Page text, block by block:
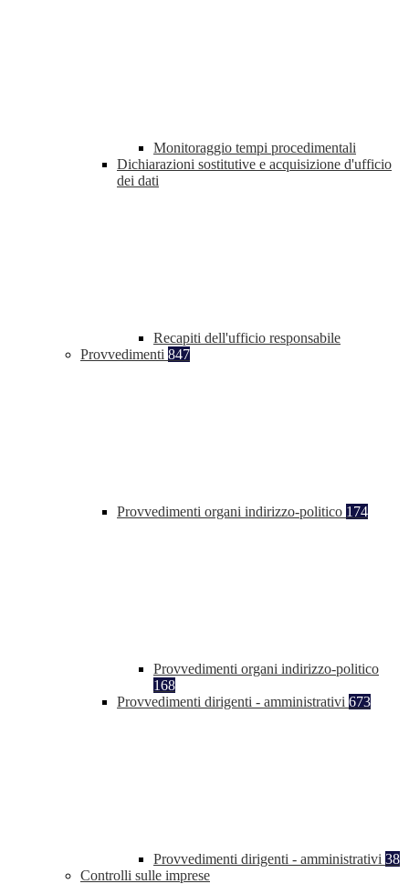
Monitoraggio tempi procedimentali
Dichiarazioni sostitutive e acquisizione d'ufficio
dei dati
Recapiti dell'ufficio responsabile
Provvedimenti 847
Provvedimenti organi indirizzo-politico 174
Provvedimenti organi indirizzo-politico
168
Provvedimenti dirigenti - amministrativi 673
Provvedimenti dirigenti - amministrativi 38
Controlli sulle imprese